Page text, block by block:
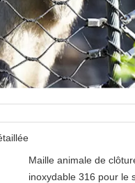
Maille animale de
inoxydable 316 pour le